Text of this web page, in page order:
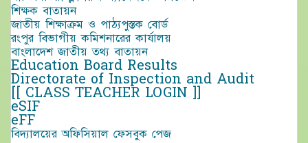
শিক্ষক বাতায়ন
জাতীয় শিক্ষাক্রম ও পাঠ্যপুস্তক বোর্ড
রংপুর বিভাগীয় কমিশনারের কার্যালয়
বাংলাদেশ জাতীয় তথ্য বাতায়ন
Education Board Results
Directorate of Inspection and Audit
[[ CLASS TEACHER LOGIN ]]
eSIF
eFF
বিদ্যালয়ের অফিসিয়াল ফেসবুক পেজ